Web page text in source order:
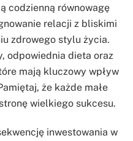
codzienną równowagę
relacji z bliskimi
zdrowego stylu życia.
odpowiednia dieta oraz
mają kluczowy wpływ
że każde małe
wielkiego sukcesu.
inwestowania w